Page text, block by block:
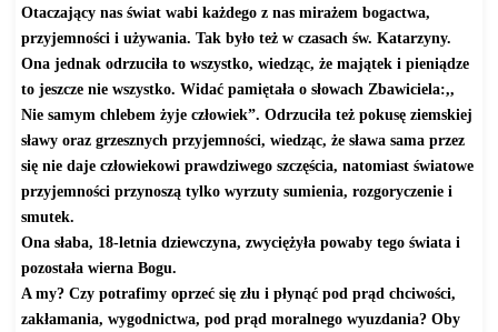
Otaczający nas świat wabi każdego z nas mirażem bogactwa,
przyjemności i używania. Tak było też w czasach św. Katarzyny.
Ona jednak odrzuciła to wszystko, wiedząc, że majątek i pieniądze
to jeszcze nie wszystko. Widać pamiętała o słowach Zbawiciela:,,
Nie samym chlebem żyje człowiek”. Odrzuciła też pokusę ziemskiej
sławy oraz grzesznych przyjemności, wiedząc, że sława sama przez
się nie daje człowiekowi prawdziwego szczęścia, natomiast światowe
przyjemności przynoszą tylko wyrzuty sumienia, rozgoryczenie i
smutek.
Ona słaba, 18-letnia dziewczyna, zwyciężyła powaby tego świata i
pozostała wierna Bogu.
A my? Czy potrafimy oprzeć się złu i płynąć pod prąd chciwości,
zakłamania, wygodnictwa, pod prąd moralnego wyuzdania? Oby